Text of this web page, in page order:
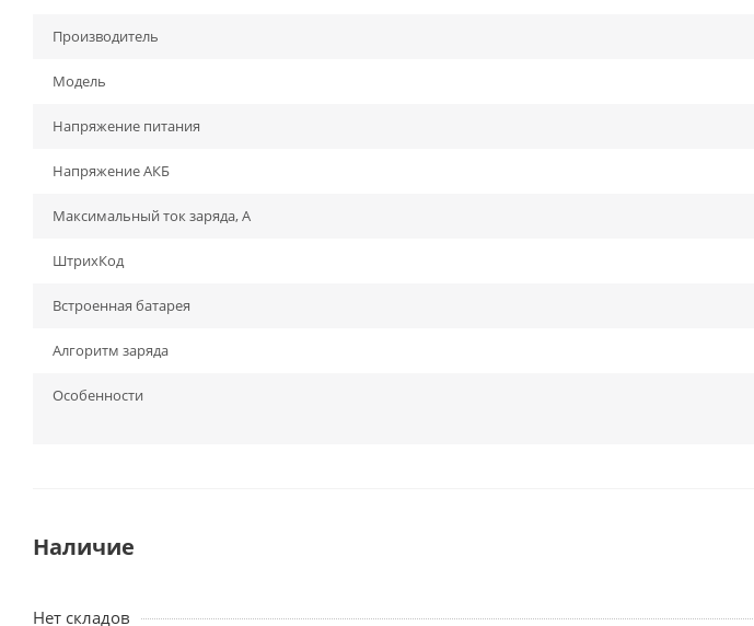
Производитель
Модель
Напряжение питания
Напряжение АКБ
Максимальный ток заряда, А
ШтрихКод
Встроенная батарея
Алгоритм заряда
Особенности
Наличие
Нет складов